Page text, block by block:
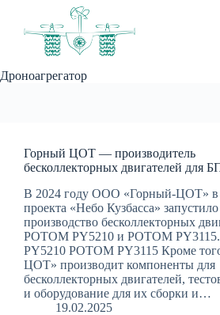
Дроноагрегатор
Горный ЦОТ — производитель
бесколлекторных двигателей для
В 2024 году ООО «Горный-ЦОТ» в
проекта «Небо Кузбасса»
производство бесколлекторных
РОТОМ PY5210 и РОТОМ
PY5210 РОТОМ PY3115 Кроме
ЦОТ» производит компоненты для
бесколлекторных двигателей,
и оборудование для их сборки и…
19.02.2025